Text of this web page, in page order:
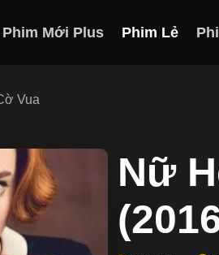
Phim Mới Plus Phim Lẻ
Vua
Nữ